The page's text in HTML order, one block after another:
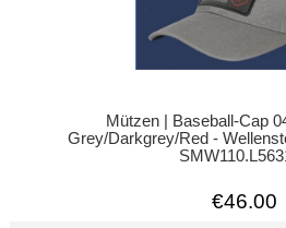
Mützen | Baseball-Cap
Grey/Darkgrey/Red -
€46.00